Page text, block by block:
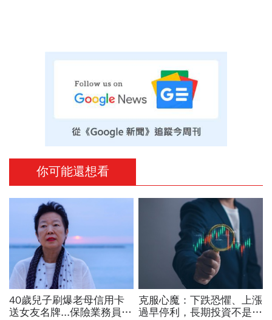
你可能還想看
40歲兒子刷爆老母信用卡
送女友名牌...保險業務員看
克服心魔：下跌恐懼、上漲
過早停利，長期投資不是每